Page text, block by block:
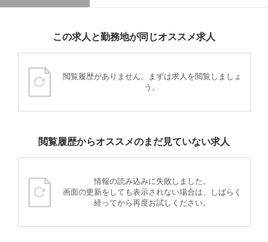
この求人と勤務地が同じオススメ求人
閲覧履歴がありません。まずは求人を閲覧しましょ
う。
閲覧履歴からオススメのまだ見ていない求人
情報の読み込みに失敗しました。
画面の更新をしても表示されない場合は、しばらく
経ってから再度お試しください。